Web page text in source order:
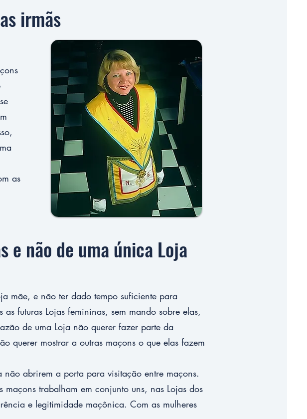
irmãs
as
e não de uma única Loja
mãe, e não ter dado tempo suficiente para
futuras Lojas femininas, sem mando sobre elas,
de uma Loja não querer fazer parte da
querer mostrar a outras maçons o que elas fazem
abrirem a porta para visitação entre maçons.
trabalham em conjunto uns, nas Lojas dos
e legitimidade maçônica. Com as mulheres